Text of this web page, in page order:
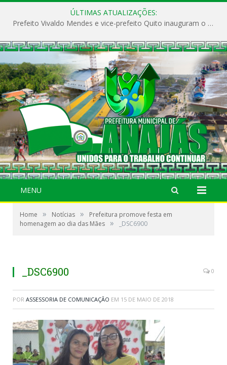
ÚLTIMAS ATUALIZAÇÕES:
Prefeito Vivaldo Mendes e vice-prefeito Quito inauguram o CAPS e fortalecem a saúde pública em Anajás.
MENU
Home » Notícias »
Prefeitura promove festa em
homenagem ao dia das Mães » _DSC6900
_DSC6900 0
POR ASSESSORIA DE COMUNICAÇÃO EM 15 DE MAIO DE 2018